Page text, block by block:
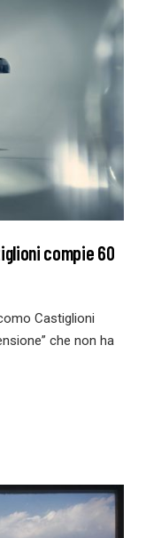
compie 60
Castiglioni
che non ha